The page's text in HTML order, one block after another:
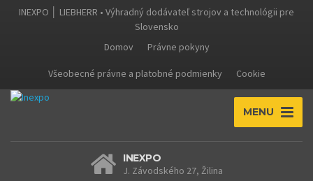
INEXPO │ LIEBHERR • Výhradný dodávateľ strojov a technológii pre
Slovensko
Domov
Právne pokyny
Všeobecné právne a platobné podmienky Cookie
MENU
INEXPO
J. Závodského 27, Žilina